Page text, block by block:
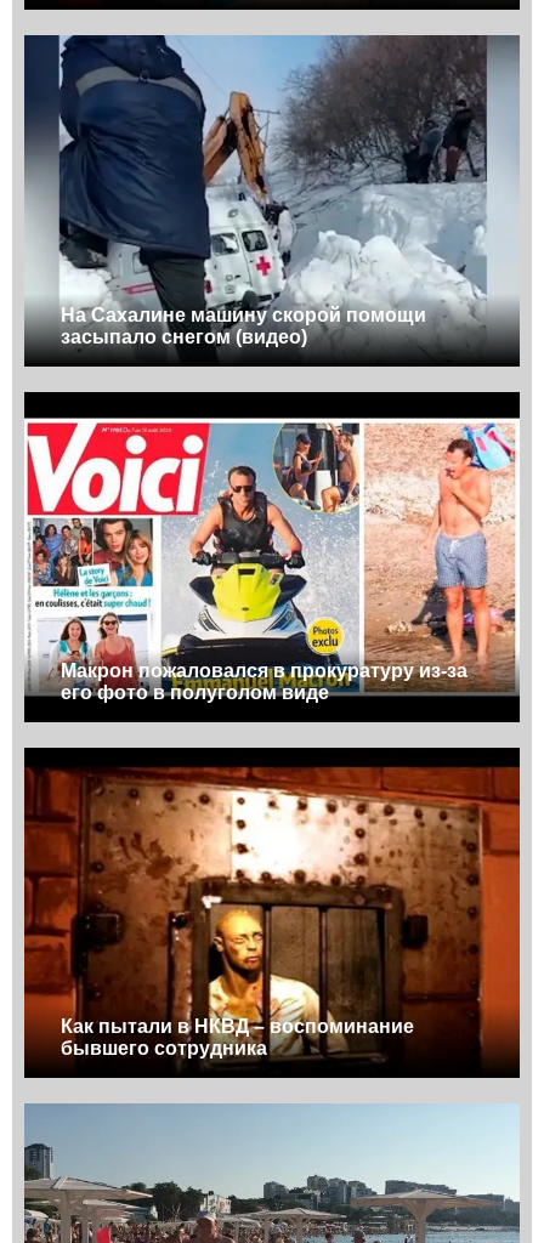
На Сахалине машину скорой помощи
засыпало снегом (видео)
Макрон пожаловался в прокуратуру из-за
его фото в полуголом виде
Как пытали в НКВД – воспоминание
бывшего сотрудника